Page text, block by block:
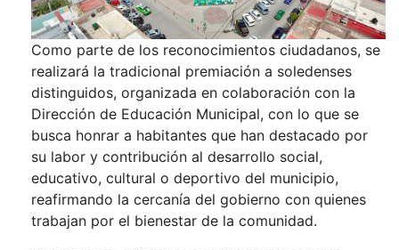
Como parte de los reconocimientos ciudadanos, se
realizará la tradicional premiación a soledenses
distinguidos, organizada en colaboración con la
Dirección de Educación Municipal, con lo que se
busca honrar a habitantes que han destacado por
su labor y contribución al desarrollo social,
educativo, cultural o deportivo del municipio,
reafirmando la cercanía del gobierno con quienes
trabajan por el bienestar de la comunidad.